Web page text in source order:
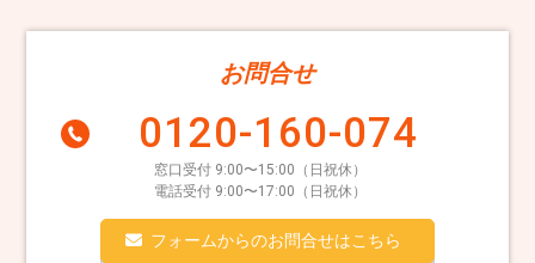
お問合せ
0120-160-074
窓口受付 9:00〜15:00（日祝休）
電話受付 9:00〜17:00（日祝休）
フォームからのお問合せはこちら